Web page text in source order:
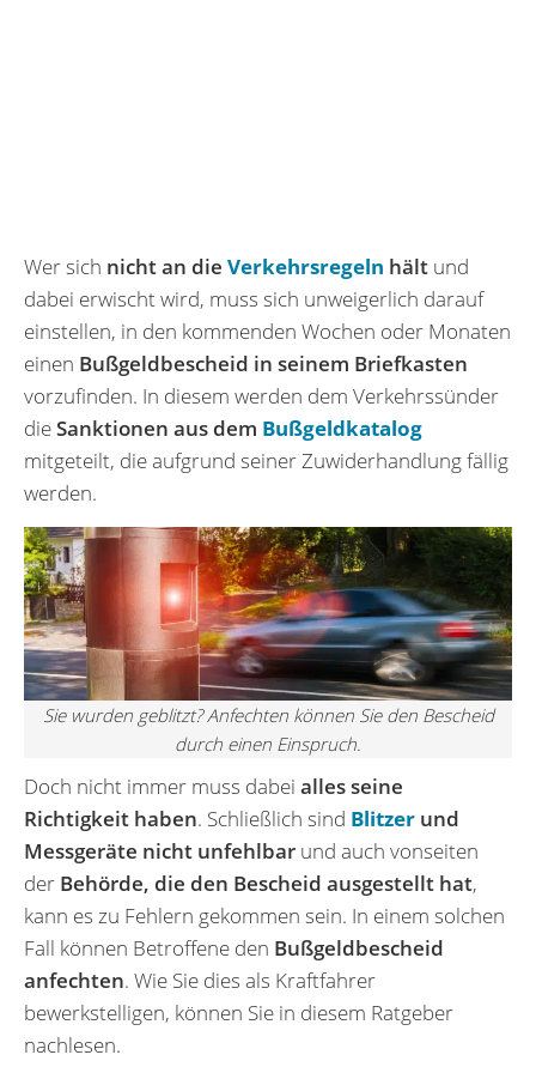
Wer sich nicht an die Verkehrsregeln hält und
dabei erwischt wird, muss sich unweigerlich darauf
einstellen, in den kommenden Wochen oder Monaten
einen Bußgeldbescheid in seinem Briefkasten
vorzufinden. In diesem werden dem Verkehrssünder
dieSanktionen aus dem Bußgeldkatalog
mitgeteilt, die aufgrund seiner Zuwiderhandlung fällig
werden.
Sie wurden geblitzt? Anfechten können Sie den Bescheid
durch einen Einspruch.
Doch nicht immer muss dabei alles seine
Richtigkeit haben. Schließlich sind Blitzer und
Messgeräte nicht unfehlbar und auch vonseiten
der Behörde, die den Bescheid ausgestellt hat,
kann es zu Fehlern gekommen sein. In einem solchen
Fall können Betroffene den Bußgeldbescheid
anfechten. Wie Sie dies als Kraftfahrer
bewerkstelligen, können Sie in diesem Ratgeber
nachlesen.